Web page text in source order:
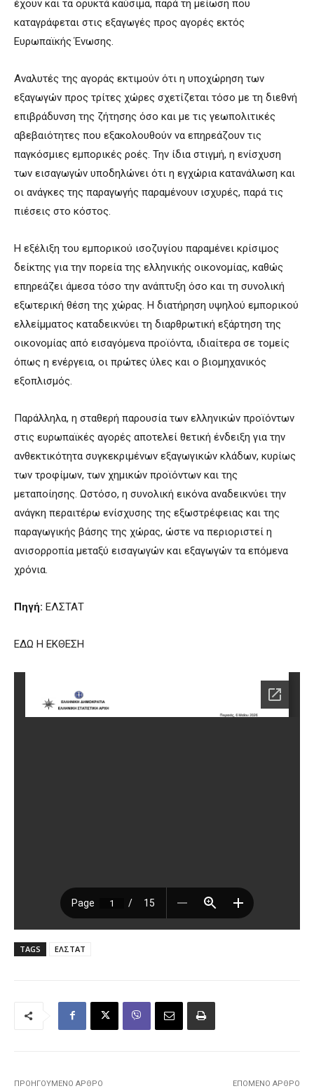
έχουν και τα ορυκτά καύσιμα, παρά τη μείωση που
καταγράφεται στις εξαγωγές προς αγορές εκτός
Ευρωπαϊκής Ένωσης.
Αναλυτές της αγοράς εκτιμούν ότι η υποχώρηση των
εξαγωγών προς τρίτες χώρες σχετίζεται τόσο με τη διεθνή
επιβράδυνση της ζήτησης όσο και με τις γεωπολιτικές
αβεβαιότητες που εξακολουθούν να επηρεάζουν τις
παγκόσμιες εμπορικές ροές. Την ίδια στιγμή, η ενίσχυση
των εισαγωγών υποδηλώνει ότι η εγχώρια κατανάλωση και
οι ανάγκες της παραγωγής παραμένουν ισχυρές, παρά τις
πιέσεις στο κόστος.
Η εξέλιξη του εμπορικού ισοζυγίου παραμένει κρίσιμος
δείκτης για την πορεία της ελληνικής οικονομίας, καθώς
επηρεάζει άμεσα τόσο την ανάπτυξη όσο και τη συνολική
εξωτερική θέση της χώρας. Η διατήρηση υψηλού εμπορικού
ελλείμματος καταδεικνύει τη διαρθρωτική εξάρτηση της
οικονομίας από εισαγόμενα προϊόντα, ιδιαίτερα σε τομείς
όπως η ενέργεια, οι πρώτες ύλες και ο βιομηχανικός
εξοπλισμός.
Παράλληλα, η σταθερή παρουσία των ελληνικών προϊόντων
στις ευρωπαϊκές αγορές αποτελεί θετική ένδειξη για την
ανθεκτικότητα συγκεκριμένων εξαγωγικών κλάδων, κυρίως
των τροφίμων, των χημικών προϊόντων και της
μεταποίησης. Ωστόσο, η συνολική εικόνα αναδεικνύει την
ανάγκη περαιτέρω ενίσχυσης της εξωστρέφειας και της
παραγωγικής βάσης της χώρας, ώστε να περιοριστεί η
ανισορροπία μεταξύ εισαγωγών και εξαγωγών τα επόμενα
χρόνια.
Πηγή: ΕΛΣΤΑΤ
ΕΔΩ Η ΕΚΘΕΣΗ
TAGS ΕΛΣΤΑΤ
ΠΡΟΗΓΟΎΜΕΝΟ ΆΡΘΡΟ ΕΠΌΜΕΝΟ ΆΡΘΡΟ